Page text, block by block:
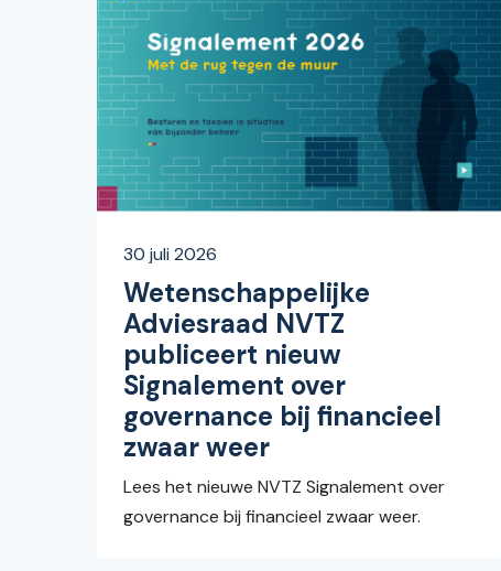
Wetenschappelijke
Adviesraad NVTZ
publiceert nieuw
Signalement over
governance bij financieel
zwaar weer
30 juli 2026
Lees het nieuwe NVTZ Signalement over
governance bij financieel zwaar weer.